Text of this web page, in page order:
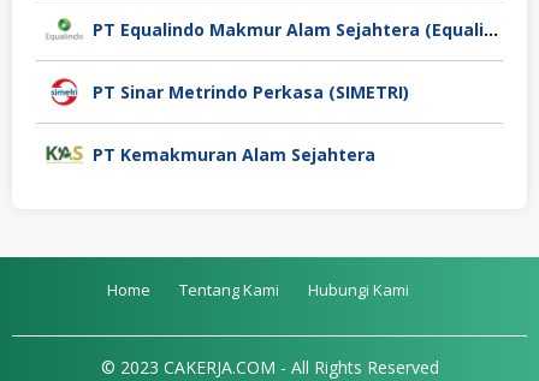
PT Equalindo Makmur Alam Sejahtera (Equalindo Group)
PT Sinar Metrindo Perkasa (SIMETRI)
PT Kemakmuran Alam Sejahtera
Home Tentang Kami Hubungi Kami
© 2023 CAKERJA.COM - All Rights Reserved